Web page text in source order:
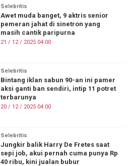
Selebritis
Awet muda banget, 9 aktris senior
pemeran jahat di sinetron yang
masih cantik paripurna
21 / 12 / 2025 04:00
Selebritis
Bintang iklan sabun 90-an ini pamer
aksi ganti ban sendiri, intip 11 potret
terbarunya
20 / 12 / 2025 04:00
Selebritis
Jungkir balik Harry De Fretes saat
sepi job, akui pernah cuma punya Rp
40 ribu, kini jualan bubur